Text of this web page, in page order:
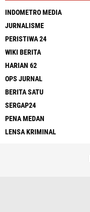
INDOMETRO MEDIA
JURNALISME
PERISTIWA 24
WIKI BERITA
HARIAN 62
OPS JURNAL
BERITA SATU
SERGAP24
PENA MEDAN
LENSA KRIMINAL